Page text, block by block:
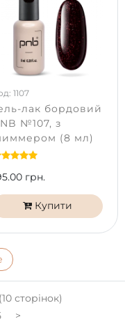
1107
лак бордовий
№107, з
(8 мл)
грн.
Купити
сторінок)
>